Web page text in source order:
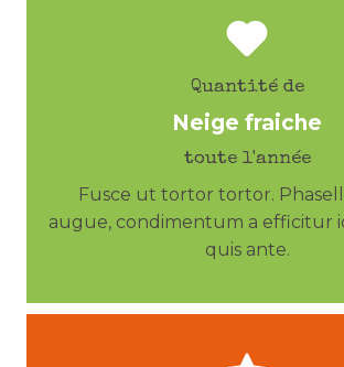
Quantité de
Neige fraiche
toute l'année
Fusce ut tortor tortor.
augue, condimentum a efficitur
quis ante.